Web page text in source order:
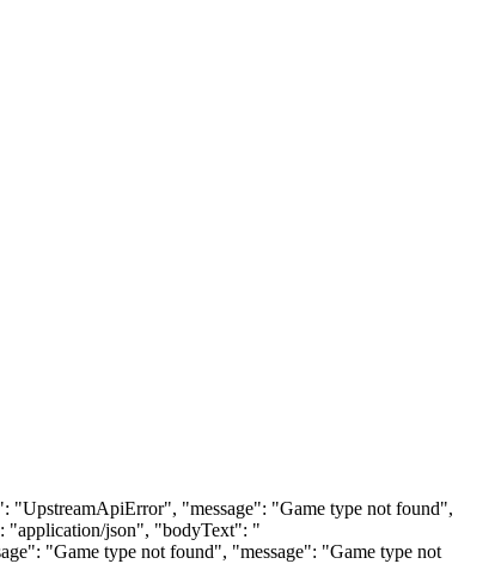
"message": "Game type not found",
"application/json", "bodyText": "
"Game type not found", "message": "Game type not